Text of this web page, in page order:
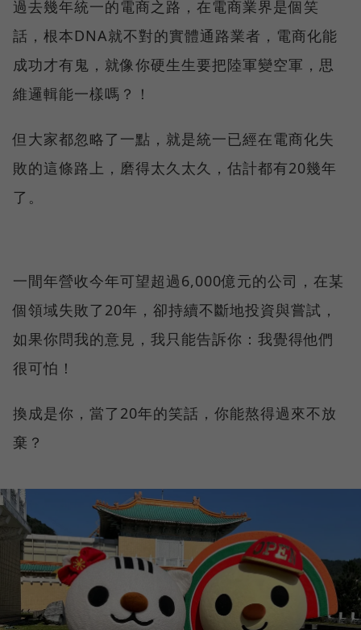
過去幾年統一的電商之路，在電商業界是個笑
話，根本DNA就不對的實體通路業者，電商化能
成功才有鬼，就像你硬生生要把陸軍變空軍，思
維邏輯能一樣嗎？！
但大家都忽略了一點，就是統一已經在電商化失
敗的這條路上，磨得太久太久，估計都有20幾年
了。
一間年營收今年可望超過6,000億元的公司，在某
個領域失敗了20年，卻持續不斷地投資與嘗試，
如果你問我的意見，我只能告訴你：我覺得他們
很可怕！
換成是你，當了20年的笑話，你能熬得過來不放
棄？